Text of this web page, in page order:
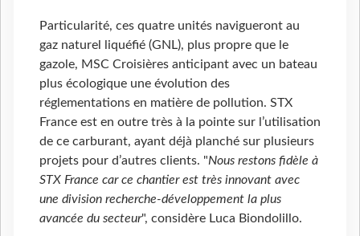
Particularité, ces quatre unités navigueront au
gaz naturel liquéfié (GNL), plus propre que le
gazole, MSC Croisières anticipant avec un bateau
plus écologique une évolution des
réglementations en matière de pollution. STX
France est en outre très à la pointe sur l’utilisation
de ce carburant, ayant déjà planché sur plusieurs
projets pour d’autres clients. "Nous restons fidèle à
STX France car ce chantier est très innovant avec
une division recherche-développement la plus
avancée du secteur", considère Luca Biondolillo.